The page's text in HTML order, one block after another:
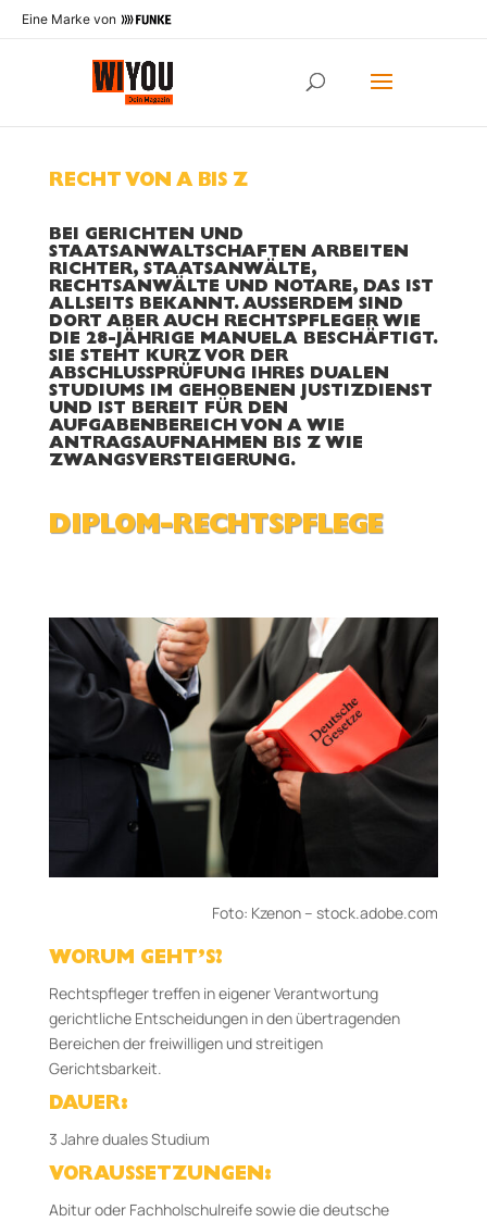
Eine Marke von
RECHT VON A BIS Z
BEI GERICHTEN UND
STAATSANWALTSCHAFTEN ARBEITEN
RICHTER, STAATSANWÄLTE,
RECHTSANWÄLTE UND NOTARE, DAS IST
ALLSEITS BEKANNT. AUSSERDEM SIND D
ORT ABER AUCH RECHTSPFLEGER WIE D
IE 28-JÄHRIGE MANUELA BESCHÄFTIGT. S
IE STEHT KURZ VOR DER A
BSCHLUSSPRÜFUNG IHRES DUALEN S
TUDIUMS IM GEHOBENEN JUSTIZDIENST U
ND IST BEREIT FÜR DEN A
UFGABENBEREICH VON A WIE A
NTRAGSAUFNAHMEN BIS Z WIE Z
WANGSVERSTEIGERUNG.
DIPLOM-RECHTSPFLEGE
Foto: Kzenon – stock.adobe.com
WORUM GEHT’S?
Rechtspfleger treffen in eigener Verantwortung
gerichtliche Entscheidungen in den übertragenden
Bereichen der freiwilligen und streitigen
Gerichtsbarkeit.
DAUER:
3 Jahre duales Studium
VORAUSSETZUNGEN:
Abitur oder Fachholschulreife sowie die deutsche